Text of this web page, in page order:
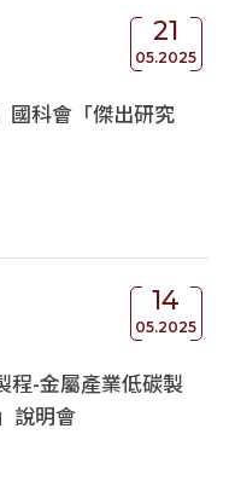
21
05.2025
科會「傑出研究
14
05.2025
程-金屬產業低碳製
說明會